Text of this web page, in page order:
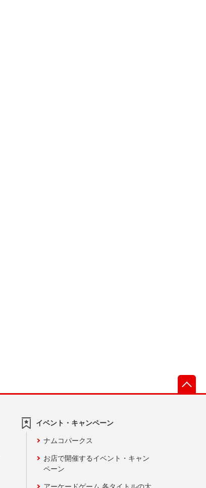
イベント・キャンペーン
ナムコパークス
お店で開催するイベント・キャン
ペーン
アーケードゲーム 各タイトルの大